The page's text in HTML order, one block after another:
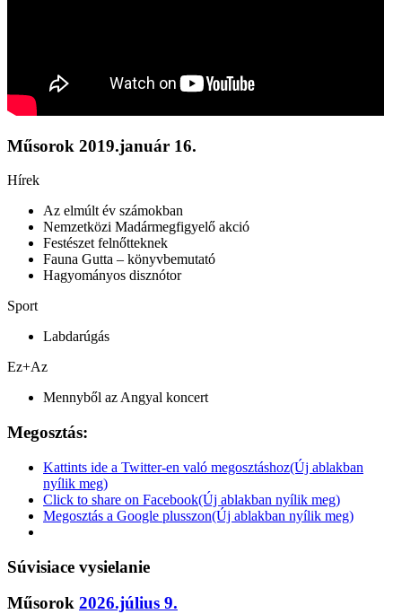
Műsorok 2019.január 16.
Hírek
Az elmúlt év számokban
Nemzetközi Madármegfigyelő akció
Festészet felnőtteknek
Fauna Gutta – könyvbemutató
Hagyományos disznótor
Sport
Labdarúgás
Ez+Az
Mennyből az Angyal koncert
Megosztás:
Kattints ide a Twitter-en való megosztáshoz(Új ablakban
nyílik meg)
Click to share on Facebook(Új ablakban nyílik meg)
Megosztás a Google plusszon(Új ablakban nyílik meg)
Súvisiace vysielanie
Műsorok 2026.július 9.